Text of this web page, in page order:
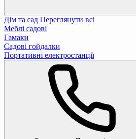
Дім та сад Переглянути всі
Меблі садові
Гамаки
Садові гойдалки
Портативні електростанції